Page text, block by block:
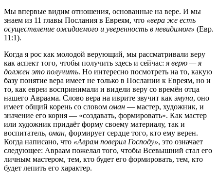
Мы впервые видим отношения, основанные на вере. И мы
знаем из 11 главы Послания в Евреям, что «вера же есть
осуществление ожидаемого и уверенность в невидимом» (Евр.
11:1).
Когда я рос как молодой верующий, мы рассматривали веру
как аспект того, чтобы получить здесь и сейчас: я верю — я
должен это получить. Но интересно посмотреть на то, какую
базу понятие вера имеет не только в Послании к Евреям, но и
то, как евреи воспринимали и видели веру со времён отца
нашего Авраама. Слово вера на иврите звучит как эмуна, оно
имеет общий корень со словом оман — мастер, художник, и
значение его корня — «создавать, формировать». Как мастер
или художник придаёт форму своему материалу, так и
воспитатель, оман, формирует сердце того, кто ему верен.
Когда написано, что «Аврам поверил Господу», это означает
следующее: Авраам пожелал того, чтобы Всевышний стал его
личным мастером, тем, кто будет его формировать, тем, кто
будет лепить его характер.